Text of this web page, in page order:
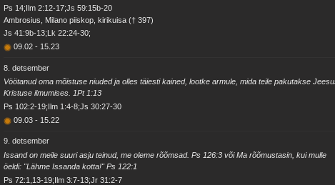
Ps 14;Ilm 2:12-17;Js 59:15b-20
Ambrosius, Milano piiskop, kirikuisa († 397)
Js 41:9b-13;Lk 22:24-30;
09.02-15.23
8. detsember
Vöötanud oma mõistuse niuded ja olles täiesti kained, lootke armule, mida teile pakutakse
Kristuse ilmumises. 1Pt 1:13
Ps 102:2-19;Ilm 1:4-8;Js 30:27-30
09.03- 15.22
9. detsember
Issand on meile suuri asju teinud, me oleme rõõmsad. Ps 126:3 või Ma rõõmustasin, kui mulle
öeldi: "Lähme Issanda kotta!" Ps 122:1
Ps 72:1,13-19;Ilm 3:7-13;Jr 31:2-7